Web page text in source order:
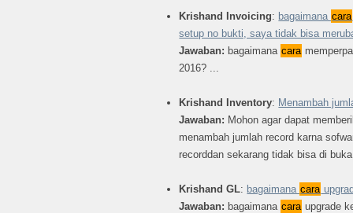
Krishand Invoicing: bagaimana cara
setup no bukti, saya tidak bisa
Jawaban: bagaimana cara
2016? ...
Krishand Inventory: Menambah
Jawaban: Mohon agar dapat
menambah jumlah record karna
recorddan sekarang tidak bisa di
Krishand GL: bagaimana cara
Jawaban: bagaimana cara upgrade